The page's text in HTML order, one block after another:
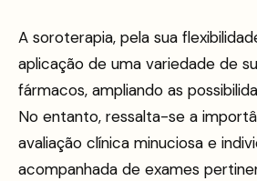
A soroterapia, pela sua
aplicação de uma variedade de
fármacos, ampliando as
No entanto, ressalta-se a
avaliação clínica minuciosa e
acompanhada de exames